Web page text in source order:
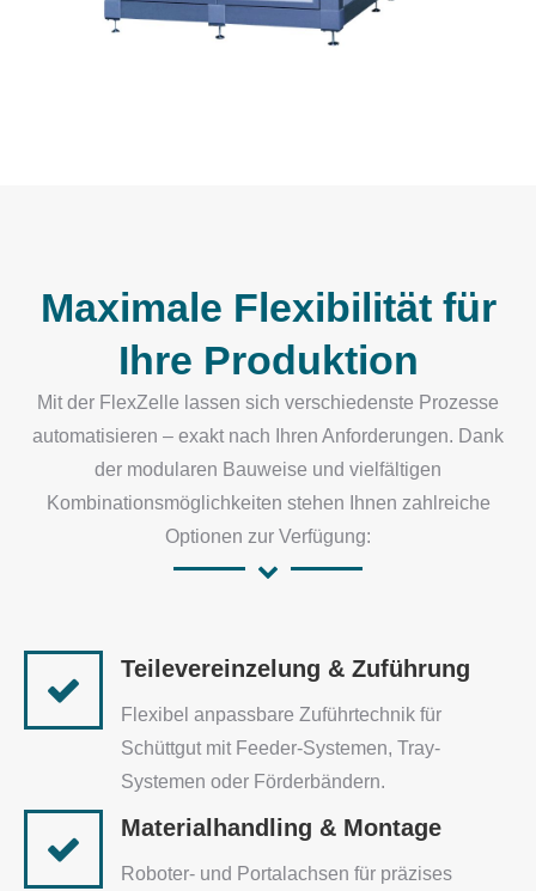
Maximale Flexibilität für
Ihre Produktion
Mit der FlexZelle lassen sich verschiedenste Prozesse
automatisieren – exakt nach Ihren Anforderungen. Dank
der modularen Bauweise und vielfältigen
Kombinationsmöglichkeiten stehen Ihnen zahlreiche
Optionen zur Verfügung:
Teilevereinzelung & Zuführung
Flexibel anpassbare Zuführtechnik für
Schüttgut mit Feeder-Systemen, Tray-
Systemen oder Förderbändern.
Materialhandling & Montage
Roboter- und Portalachsen für präzises